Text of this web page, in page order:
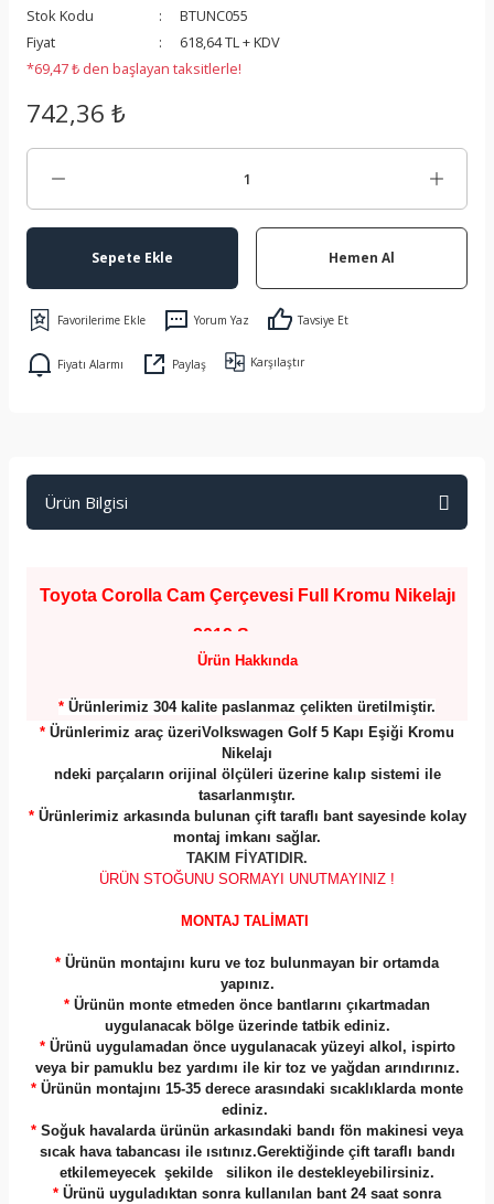
Stok Kodu
BTUNC055
Fiyat
618,64 TL + KDV
*69,47 ₺ den başlayan taksitlerle!
742,36 ₺
Sepete Ekle Hemen Al
Yorum Yaz Tavsiye Et
Fiyatı Alarmı Paylaş Karşılaştır
Ürün Bilgisi
Toyota Corolla Cam Çerçevesi Full Kromu Nikelajı
2019 Sonrası
Ürün Hakkında
* Ürünlerimiz 304 kalite paslanmaz çelikten üretilmiştir.
* Ürünlerimiz araç üzeriVolkswagen Golf 5 Kapı Eşiği Kromu
Nikelajı
ndeki parçaların orijinal ölçüleri üzerine kalıp sistemi ile
tasarlanmıştır.
* Ürünlerimiz arkasında bulunan çift taraflı bant sayesinde kolay
montaj imkanı sağlar.
TAKIM FİYATIDIR.
ÜRÜN STOĞUNU SORMAYI UNUTMAYINIZ !
MONTAJ TALİMATI
* Ürünün montajını kuru ve toz bulunmayan bir ortamda
yapınız.
* Ürünün monte etmeden önce bantlarını çıkartmadan
uygulanacak bölge üzerinde tatbik ediniz.
*Ürünü uygulamadan önce uygulanacak yüzeyi alkol, ispirto
veya bir pamuklu bez yardımı ile kir toz ve yağdan arındırınız.
* Ürünün montajını 15-35 derece arasındaki sıcaklıklarda monte
ediniz.
* Soğuk havalarda ürünün arkasındaki bandı fön makinesi veya
sıcak hava tabancası ile ısıtınız.Gerektiğinde çift taraflı bandı
etkilemeyecek şekilde silikon ile destekleyebilirsiniz.
* Ürünü uyguladıktan sonra kullanılan bant 24 saat sonra